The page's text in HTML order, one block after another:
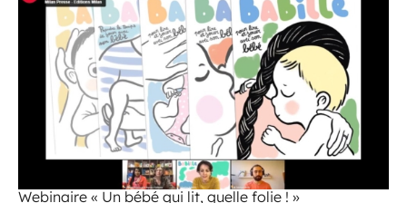
Webinaire « Un bébé qui lit, quelle folie ! »